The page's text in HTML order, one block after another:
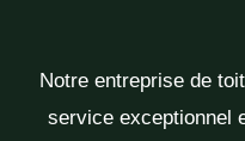
Notre entreprise de
service exceptionnel